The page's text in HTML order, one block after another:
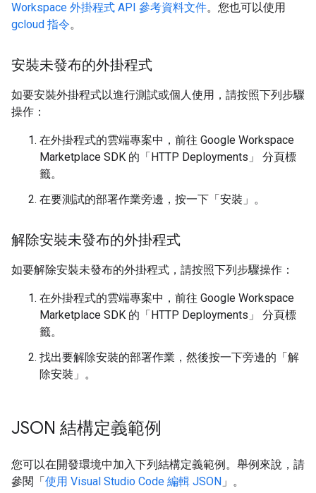
Workspace 外掛程式 API 參考資料文件。您也可以使用
gcloud 指令。
安裝未發布的外掛程式
如要安裝外掛程式以進行測試或個人使用，請按照下列步驟
操作：
在外掛程式的雲端專案中，前往 Google Workspace
Marketplace SDK 的「HTTP Deployments」
分頁標
籤。
在要測試的部署作業旁邊，按一下「安裝」 。
解除安裝未發布的外掛程式
如要解除安裝未發布的外掛程式，請按照下列步驟操作：
在外掛程式的雲端專案中，前往 Google Workspace
Marketplace SDK 的「HTTP Deployments」
分頁標
籤。
找出要解除安裝的部署作業，然後按一下旁邊的「解
除安裝」 。
JSON 結構定義範例
您可以在開發環境中加入下列結構定義範例。舉例來說，請
參閱「使用 Visual Studio Code 編輯 JSON 」。